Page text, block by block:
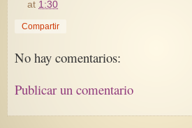
at 1:30
Compartir
No hay comentarios:
Publicar un comentario